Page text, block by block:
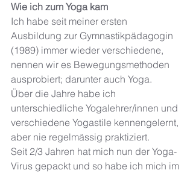
Wie ich zum Yoga kam
Ich habe seit meiner ersten
Ausbildung zur Gymnastikpädagogin
(1989) immer wieder verschiedene,
nennen wir es Bewegungsmethoden
ausprobiert; darunter auch Yoga.
Über die Jahre habe ich
unterschiedliche Yogalehrer/innen und
verschiedene Yogastile kennengelernt,
aber nie regelmässig praktiziert.
Seit 2/3 Jahren hat mich nun der Yoga-
Virus gepackt und so habe ich mich im